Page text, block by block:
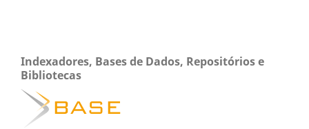
Indexadores, Bases de Dados, Repositórios e
Bibliotecas